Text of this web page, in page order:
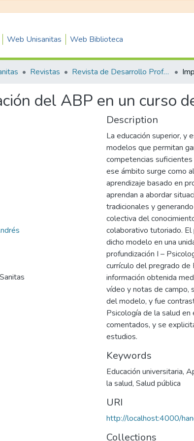
Web Unisanitas Web Biblioteca
Revistas Revista de Desarrollo Profesoral Universitario REDPRO
del ABP en un curso
Description
La educación superior, y
modelos que permitan
competencias
ese ámbito surge como
aprendizaje basado en
aprendan a abordar
tradicionales y
colectiva del
colaborativo tutoriado.
dicho modelo en una
profundización I –
currículo del pregrado de
información obtenida
vídeo y notas de campo,
del modelo, y fue
Psicología de la salud
comentados, y se
estudios.
Keywords
Educación universitaria,
la salud, Salud pública
URI
http://localhost:4000/
Collections